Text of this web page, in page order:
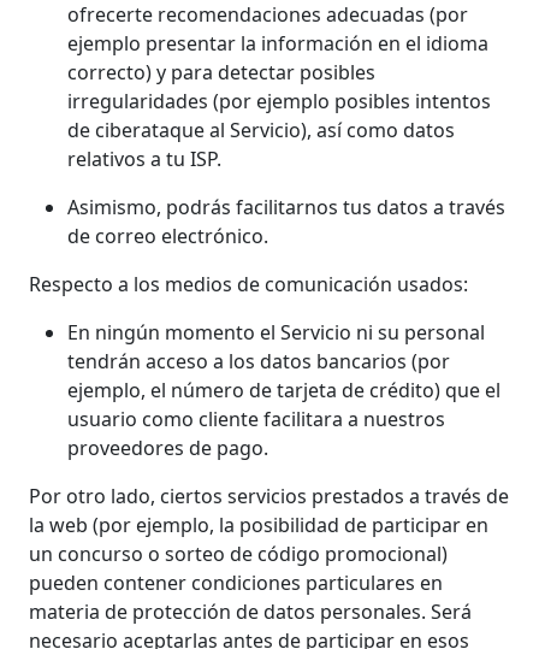
ofrecerte recomendaciones adecuadas (por
ejemplo presentar la información en el idioma
correcto) y para detectar posibles
irregularidades (por ejemplo posibles intentos
de ciberataque al Servicio), así como datos
relativos a tu ISP.
Asimismo, podrás facilitarnos tus datos a través
de correo electrónico.
Respecto a los medios de comunicación usados:
En ningún momento el Servicio ni su personal
tendrán acceso a los datos bancarios (por
ejemplo, el número de tarjeta de crédito) que el
usuario como cliente facilitara a nuestros
proveedores de pago.
Por otro lado, ciertos servicios prestados a través de
la web (por ejemplo, la posibilidad de participar en
un concurso o sorteo de código promocional)
pueden contener condiciones particulares en
materia de protección de datos personales. Será
necesario aceptarlas antes de participar en esos